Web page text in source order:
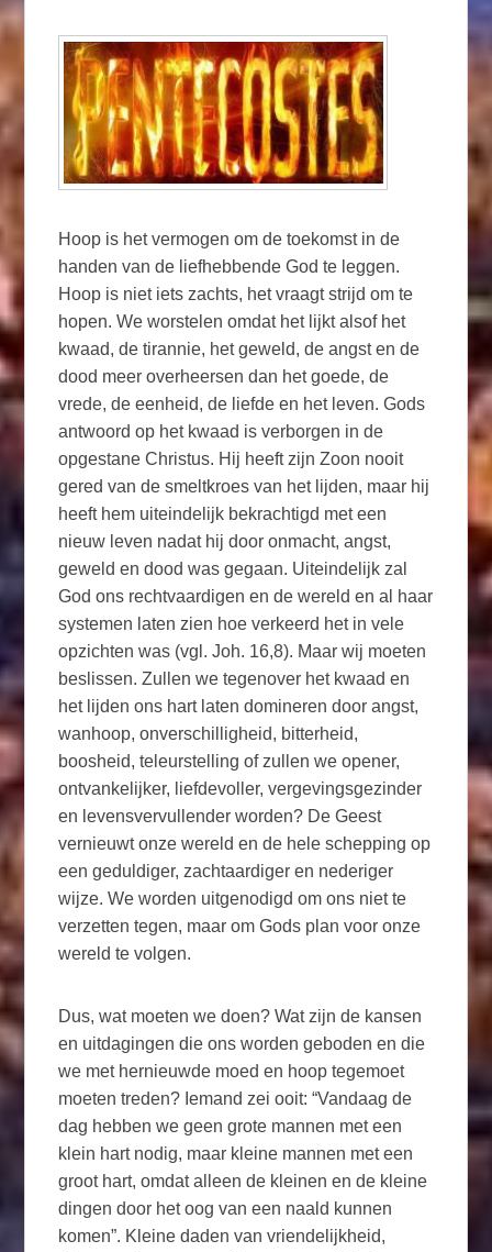
Hoop is het vermogen om de toekomst in de
handen van de liefhebbende God te leggen.
Hoop is niet iets zachts, het vraagt strijd om te
hopen. We worstelen omdat het lijkt alsof het
kwaad, de tirannie, het geweld, de angst en de
dood meer overheersen dan het goede, de
vrede, de eenheid, de liefde en het leven. Gods
antwoord op het kwaad is verborgen in de
opgestane Christus. Hij heeft zijn Zoon nooit
gered van de smeltkroes van het lijden, maar hij
heeft hem uiteindelijk bekrachtigd met een
nieuw leven nadat hij door onmacht, angst,
geweld en dood was gegaan. Uiteindelijk zal
God ons rechtvaardigen en de wereld en al haar
systemen laten zien hoe verkeerd het in vele
opzichten was (vgl. Joh. 16,8). Maar wij moeten
beslissen. Zullen we tegenover het kwaad en
het lijden ons hart laten domineren door angst,
wanhoop, onverschilligheid, bitterheid,
boosheid, teleurstelling of zullen we opener,
ontvankelijker, liefdevoller, vergevingsgezinder
en levensvervullender worden? De Geest
vernieuwt onze wereld en de hele schepping op
een geduldiger, zachtaardiger en nederiger
wijze. We worden uitgenodigd om ons niet te
verzetten tegen, maar om Gods plan voor onze
wereld te volgen.
Dus, wat moeten we doen? Wat zijn de kansen
en uitdagingen die ons worden geboden en die
we met hernieuwde moed en hoop tegemoet
moeten treden? Iemand zei ooit: “Vandaag de
dag hebben we geen grote mannen met een
klein hart nodig, maar kleine mannen met een
groot hart, omdat alleen de kleinen en de kleine
dingen door het oog van een naald kunnen
komen”. Kleine daden van vriendelijkheid,